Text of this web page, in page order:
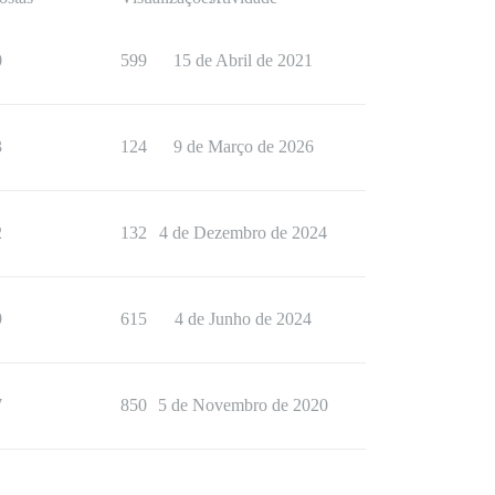
599 15 de Abril de 2021
124 9 de Março de 2026
132 4 de Dezembro de 2024
615 4 de Junho de 2024
850 5 de Novembro de 2020